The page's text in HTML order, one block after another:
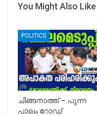
You Might Also Like
POLITICS
ചിങ്ങനാത്ത് – പുന്ന
പാലം റോഡ്